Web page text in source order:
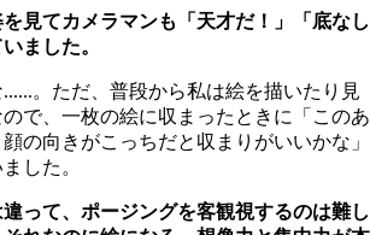
見てカメラマンも「天才だ！」「底なし
ました。
。ただ、普段から私は絵を描いたり見
で、一枚の絵に収まったときに「このあ
の向きがこっちだと収まりがいいかな」
した。
って、ポージングを客観視するのは難し